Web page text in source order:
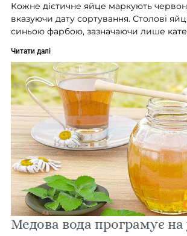
Кожне дієтичне яйце маркують
вказуючи дату сортування. Столові
синьою фарбою, зазначаючи лише
Читати далі
Медова вода програмує на